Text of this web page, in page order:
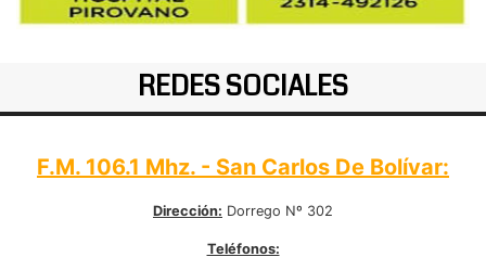
REDES SOCIALES
F.M. 106.1 Mhz. - San Carlos De Bolívar:
Dirección: Dorrego Nº 302
Teléfonos: